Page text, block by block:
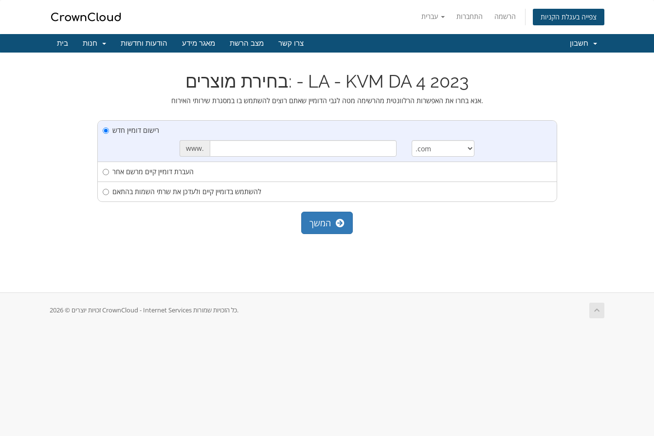
התחברות הרשמה צפייה בעגלת הקניות
בית הודעות וחדשות מאגר מידע מצב הרשת צרו קשר
בחירת מוצרים: - LA - KVM DA 4 2023
אנא בחרו את האפשרות הרלוונטית מהרשימה מטה לגבי הדומיין שאתם רוצים להשתמש בו במסגרת שירותי האירוח.
רישום דומיין חדש
www.
העברת דומיין קיים מרשם אחר
להשתמש בדומיין קיים ולעדכן את שרתי השמות בהתאם
זכויות יוצרים © 2026 CrownCloud - Internet Services כל הזכויות שמורות.